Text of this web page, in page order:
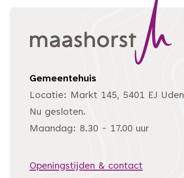
Gemeentehuis
Locatie: Markt 145, 5401 EJ Uden
Nu gesloten.
Maandag: 8.30 - 17.00 uur
Openingstijden & contact